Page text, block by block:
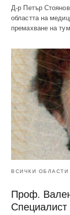
Д-р Петър
областта на
премахване на
ВСИЧКИ ОБЛАСТИ
Проф.